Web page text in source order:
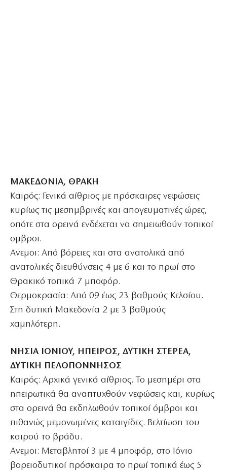
ΜΑΚΕΔΟΝΙΑ, ΘΡΑΚΗ
Καιρός: Γενικά αίθριος με πρόσκαιρες νεφώσεις
κυρίως τις μεσημβρινές και απογευματινές ώρες,
οπότε στα ορεινά ενδέχεται να σημειωθούν τοπικοί
ομβροι.
Ανεμοι: Από βόρειες και στα ανατολικά από
ανατολικές διευθύνσεις 4 με 6 και το πρωί στο
Θρακικό τοπικά 7 μποφόρ.
Θερμοκρασία: Από 09 έως 23 βαθμούς Κελσίου.
Στη δυτική Μακεδονία 2 με 3 βαθμούς
χαμηλότερη.
ΝΗΣΙΑ ΙΟΝΙΟΥ, ΗΠΕΙΡΟΣ, ΔΥΤΙΚΗ ΣΤΕΡΕΑ,
ΔΥΤΙΚΗ ΠΕΛΟΠΟΝΝΗΣΟΣ
Καιρός: Αρχικά γενικά αίθριος. Το μεσημέρι στα
ηπειρωτικά θα αναπτυχθούν νεφώσεις και, κυρίως
στα ορεινά θα εκδηλωθούν τοπικοί όμβροι και
πιθανώς μεμονωμένες καταιγίδες. Βελτίωση του
καιρού το βράδυ.
Ανεμοι: Μεταβλητοί 3 με 4 μποφόρ, στο Ιόνιο
βορειοδυτικοί πρόσκαιρα το πρωί τοπικά έως 5